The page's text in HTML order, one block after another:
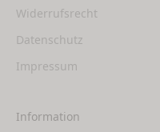
Widerrufsrecht
Datenschutz
Impressum
Information